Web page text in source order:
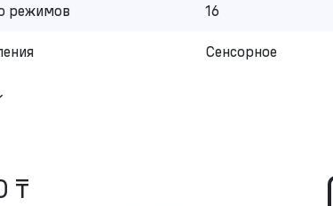
режимов 16
Сенсорное
₸